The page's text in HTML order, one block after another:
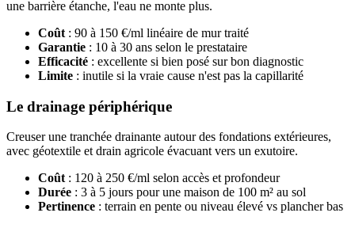
une barrière étanche, l'eau ne monte plus.
Coût : 90 à 150 €/ml linéaire de mur traité
Garantie : 10 à 30 ans selon le prestataire
Efficacité : excellente si bien posé sur bon diagnostic
Limite : inutile si la vraie cause n'est pas la capillarité
Le drainage périphérique
Creuser une tranchée drainante autour des fondations extérieures,
avec géotextile et drain agricole évacuant vers un exutoire.
Coût: 120 à 250 €/ml selon accès et profondeur
Durée : 3 à 5 jours pour une maison de 100 m² au sol
Pertinence : terrain en pente ou niveau élevé vs plancher bas